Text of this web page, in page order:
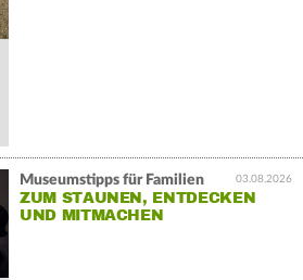
03.08.2026
Museumstipps für Familien
ZUM STAUNEN, ENTDECKEN
UND MITMACHEN